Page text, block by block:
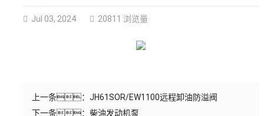
Jul 03, 2024 20811 浏览量
上一条： JH61SOR/EW1100远程卸油防溢阀
下一条： 柴油发动机泵